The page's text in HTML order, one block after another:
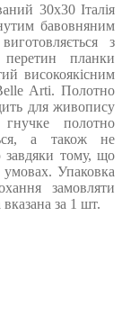
30х30 Італія
бавовняним
з
планки
високоякісним
Arti. Полотно
для живопису
полотно
а також не
завдяки тому, що
Упаковка
замовляти
за 1 шт.